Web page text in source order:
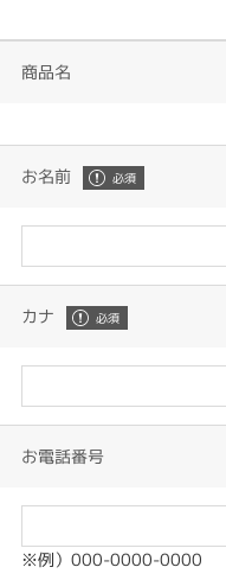
商品名
お名前
カナ
お電話番号
※例）000-0000-0000